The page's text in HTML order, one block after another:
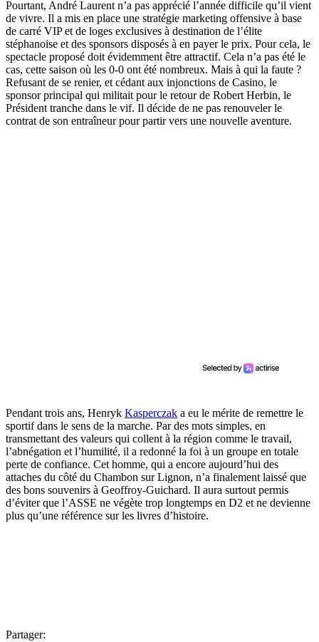
Pourtant, André Laurent n’a pas apprécié l’année difficile qu’il vient
de vivre. Il a mis en place une stratégie marketing offensive à base
de carré VIP et de loges exclusives à destination de l’élite
stéphanoise et des sponsors disposés à en payer le prix. Pour cela, le
spectacle proposé doit évidemment être attractif. Cela n’a pas été le
cas, cette saison où les 0-0 ont été nombreux. Mais à qui la faute ?
Refusant de se renier, et cédant aux injonctions de Casino, le
sponsor principal qui militait pour le retour de Robert Herbin, le
Président tranche dans le vif. Il décide de ne pas renouveler le
contrat de son entraîneur pour partir vers une nouvelle aventure.
Pendant trois ans, Henryk Kasperczak a eu le mérite de remettre le
sportif dans le sens de la marche. Par des mots simples, en
transmettant des valeurs qui collent à la région comme le travail,
l’abnégation et l’humilité, il a redonné la foi à un groupe en totale
perte de confiance. Cet homme, qui a encore aujourd’hui des
attaches du côté du Chambon sur Lignon, n’a finalement laissé que
des bons souvenirs à Geoffroy-Guichard. Il aura surtout permis
d’éviter que l’ASSE ne végète trop longtemps en D2 et ne devienne
plus qu’une référence sur les livres d’histoire.
Partager: